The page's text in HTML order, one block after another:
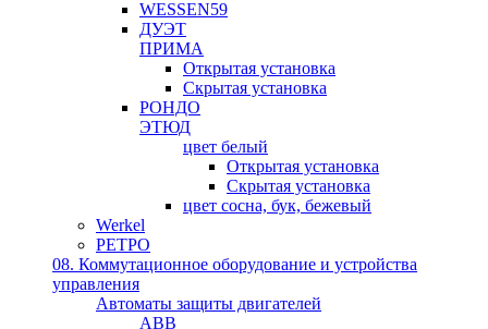
WESSEN59
ДУЭТ
ПРИМА
Открытая установка
Скрытая установка
РОНДО
ЭТЮД
цвет белый
Открытая установка
Скрытая установка
цвет сосна, бук, бежевый
Werkel
РЕТРО
08. Коммутационное оборудование и устройства
управления
Автоматы защиты двигателей
ABB